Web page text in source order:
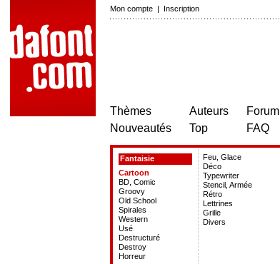
Mon compte | Inscription
Thèmes
Nouveautés
Auteurs
Top
Forum
FAQ
Fantaisie
Cartoon
BD, Comic
Groovy
Old School
Spirales
Western
Usé
Destructuré
Destroy
Horreur
Feu, Glace
Déco
Typewriter
Stencil, Armée
Rétro
Lettrines
Grille
Divers